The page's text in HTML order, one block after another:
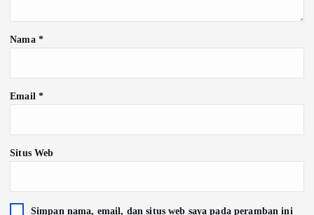
Nama *
Email *
Situs Web
Simpan nama, email, dan situs web saya pada peramban ini